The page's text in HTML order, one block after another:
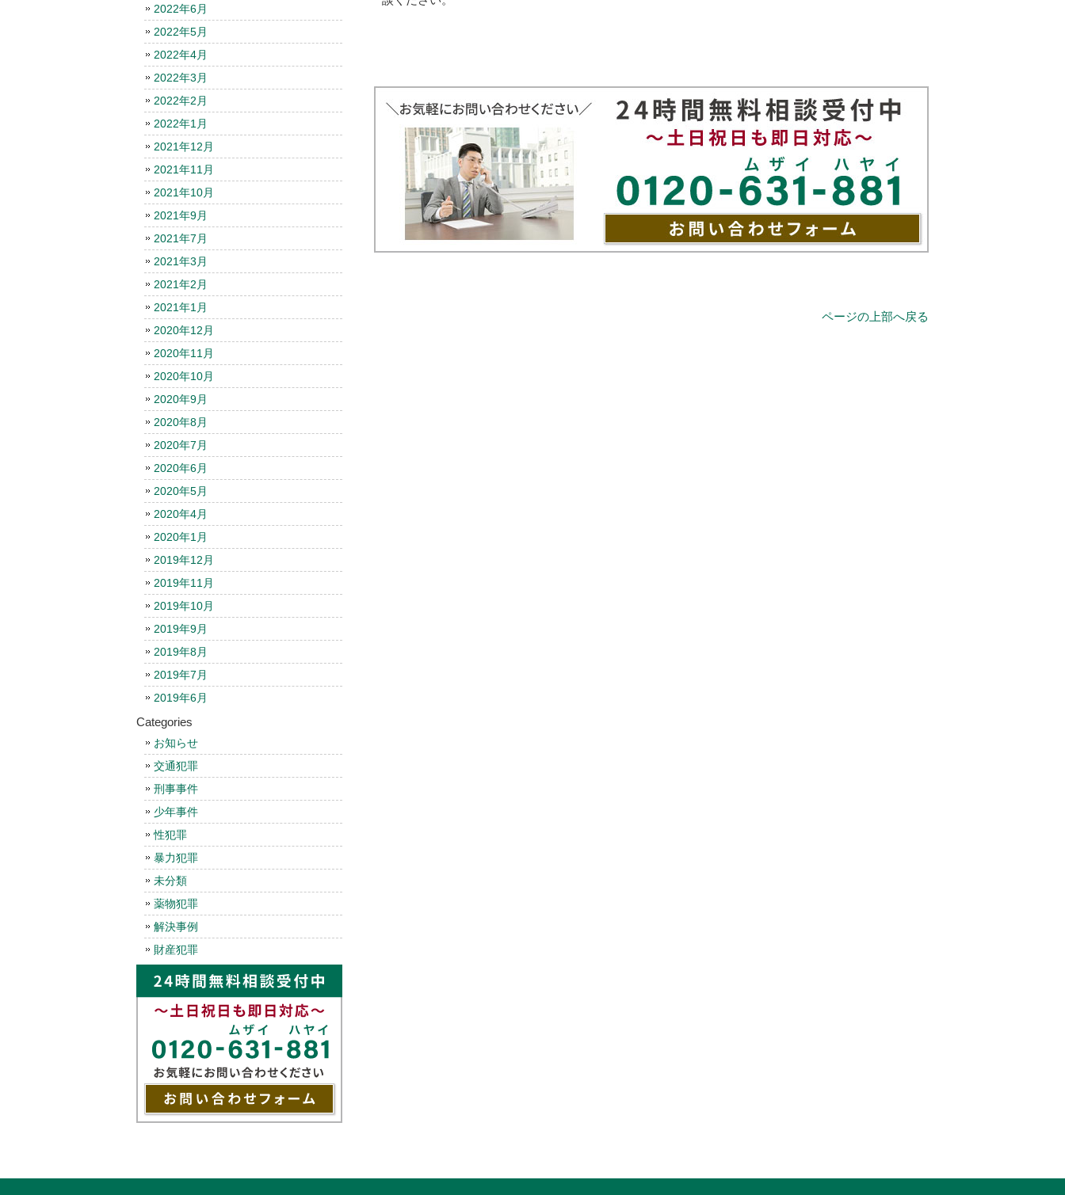
ページの上部へ戻る
2022年6月
2022年5月
2022年4月
2022年3月
2022年2月
2022年1月
2021年12月
2021年11月
2021年10月
2021年9月
2021年7月
2021年3月
2021年2月
2021年1月
2020年12月
2020年11月
2020年10月
2020年9月
2020年8月
2020年7月
2020年6月
2020年5月
2020年4月
2020年1月
2019年12月
2019年11月
2019年10月
2019年9月
2019年8月
2019年7月
2019年6月
Categories
お知らせ
交通犯罪
刑事事件
少年事件
性犯罪
暴力犯罪
未分類
薬物犯罪
解決事例
財産犯罪